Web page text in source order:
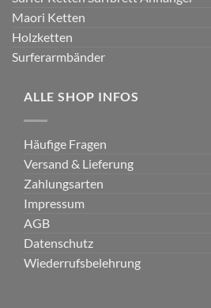
Maori Ketten
Holzketten
Surferarmbänder
ALLE SHOP INFOS
Häufige Fragen
Versand & Lieferung
Zahlungsarten
Impressum
AGB
Datenschutz
Wiederrufsbelehrung